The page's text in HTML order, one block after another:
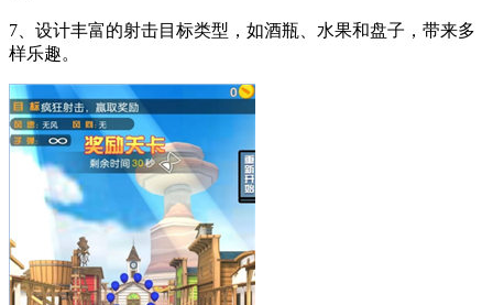
7、设计丰富的射击目标类型，如酒瓶、水果和盘子，带来多
样乐趣。